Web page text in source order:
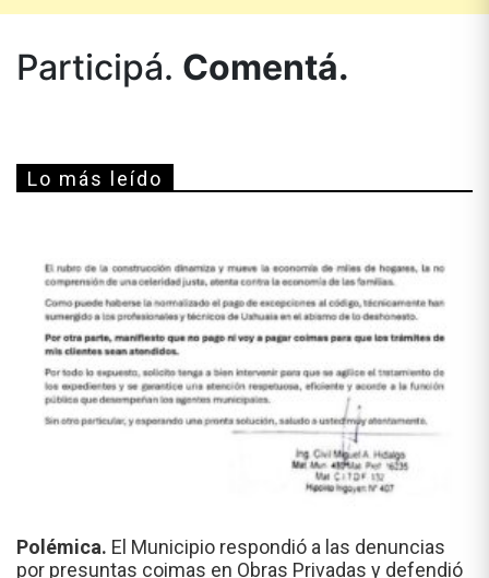
Participá. Comentá.
Lo más leído
Polémica. El Municipio respondió a las denuncias
por presuntas coimas en Obras Privadas y defendió